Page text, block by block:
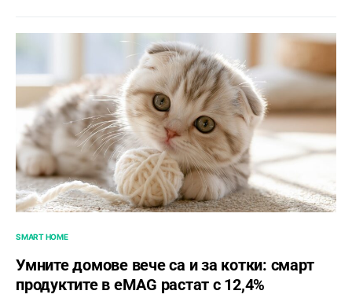
SMART HOME
Умните домове вече са и за котки: смарт
продуктите в eMAG растат с 12,4%